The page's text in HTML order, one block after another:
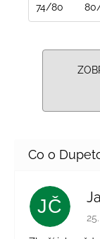
74/80
JČ